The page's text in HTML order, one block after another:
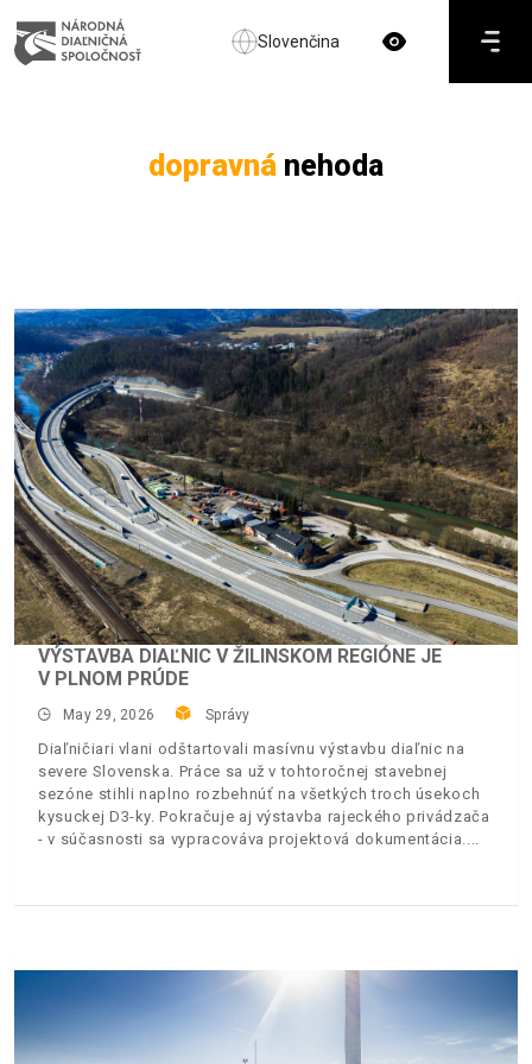
Slovenčina
dopravná nehoda
VÝSTAVBA DIAĽNIC V ŽILINSKOM REGIÓNE JE
V PLNOM PRÚDE
May 29, 2026 Správy
Diaľničiari vlani odštartovali masívnu výstavbu diaľnic na
severe Slovenska. Práce sa už v tohtoročnej stavebnej
sezóne stihli naplno rozbehnúť na všetkých troch úsekoch
kysuckej D3-ky. Pokračuje aj výstavba rajeckého privádzača
- v súčasnosti sa vypracováva projektová dokumentácia.